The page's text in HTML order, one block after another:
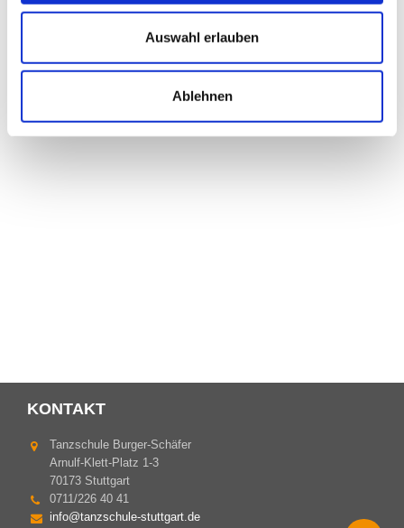
Auswahl erlauben
Ablehnen
KONTAKT
Tanzschule Burger-Schäfer
Arnulf-Klett-Platz 1-3
70173 Stuttgart
0711/226 40 41
info@tanzschule-stuttgart.de